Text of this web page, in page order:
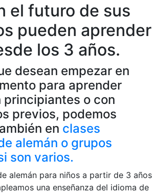
el futuro de sus
pueden aprender
los 3 años.
desean empezar en
para aprender
principiantes o con
previos, podemos
en clases
alemán o grupos
son varios.
alemán para niños a partir de 3 años
una enseñanza del idioma de